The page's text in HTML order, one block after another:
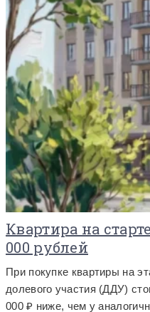
Квартира на
000 рублей
При покупке квартиры на
долевого участия (ДДУ)
000 ₽ ниже, чем у